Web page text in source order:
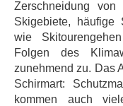
Zerschneidung von
Skigebiete, häufige
wie
Folgen des
zunehmend zu. Das
Schirmart:
kommen auch